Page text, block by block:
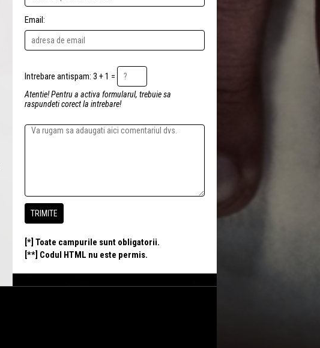
Email:
Intrebare antispam: 3 + 1 =
Atentie! Pentru a activa formularul, trebuie sa
raspundeti corect la intrebare!
[*] Toate campurile sunt obligatorii.
[**] Codul HTML nu este permis.